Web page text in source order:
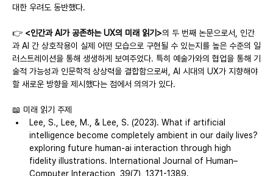
대한 우려도 동반했다.
👉 <인간과 AI가 공존하는 UX의 미래 읽기>의 두 번째 논문으로서, 인간
과 AI 간 상호작용이 실제 어떤 모습으로 구현될 수 있는지를 높은 수준의 일
러스트레이션을 통해 생생하게 보여주었다. 특히 예술가와의 협업을 통해 기
술적 가능성과 인문학적 상상력을 결합함으로써, AI 시대의 UX가 지향해야
할 새로운 방향을 제시했다는 점에서 의의가 있다.
📖 미래 읽기 주제
Lee, S., Lee, M., & Lee, S. (2023). What if artificial
intelligence become completely ambient in our daily lives?
exploring future human-ai interaction through high
fidelity illustrations. International Journal of Human–
Computer Interaction, 39(7), 1371-1389.